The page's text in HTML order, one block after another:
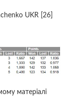
UKR [26]
матеріалі